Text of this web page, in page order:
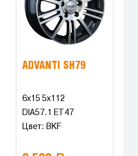
ADVANTI SH79
6x15 5x112
DIA57.1 ET47
Цвет: BKF